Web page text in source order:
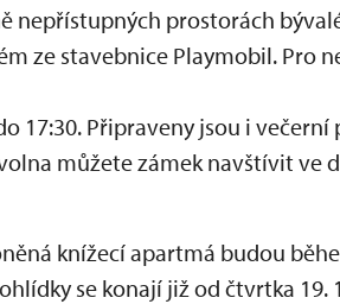
nepřístupných prostorách
ze stavebnice Playmobil. Pro
17:30. Připraveny jsou i
můžete zámek navštívit ve
knížecí apartmá budou
se konají již od čtvrtka 19.